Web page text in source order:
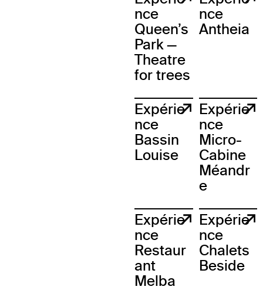
nce
Queen’s
Park —
Theatre
for trees
nce
Antheia
Expérie
nce
Bassin
Louise
Expérie
nce
Micro-
Cabine
Méandr
e
Expérie
nce
Restaur
ant
Melba
Expérie
nce
Chalets
Beside